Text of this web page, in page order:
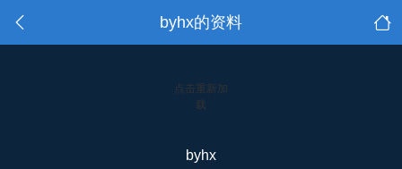
byhx的资料
点击重新加
载
byhx